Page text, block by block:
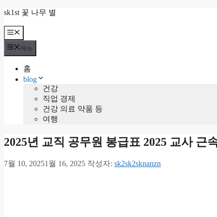
컨
츠
로
sk1st 꽃 나무 별
메
뉴
메뉴
홈
blog
건강
직업 경제
건강 의료 약품 등
여행
2025년 교직 공무원 봉급표 2025 교사 근
7월 10, 20251월 16, 2025 작성자: sk2sk2sknanzn